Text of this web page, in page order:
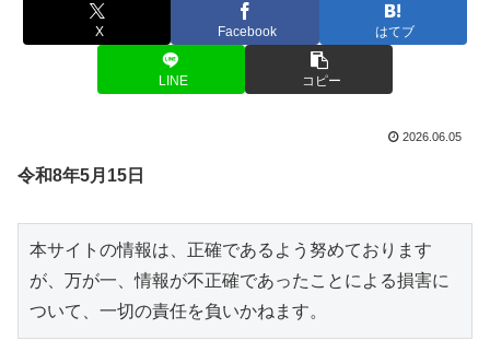
X Facebook はてブ
LINE コピー
2026.06.05
令和8年5月15日
本サイトの情報は、正確であるよう努めております
が、万が一、情報が不正確であったことによる損害に
ついて、一切の責任を負いかねます。